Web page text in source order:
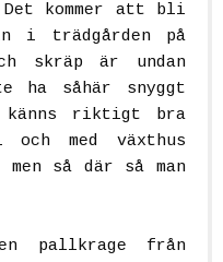
kommer att bli
i trädgården på
skräp är undan
ha såhär snyggt
riktigt bra
med växthus
så där så man
pallkrage från